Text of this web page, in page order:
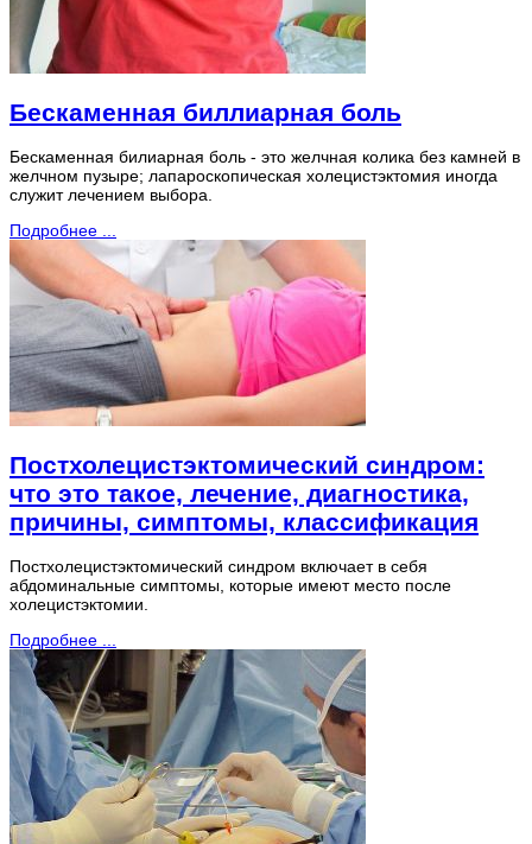
Бескаменная биллиарная боль
Бескаменная билиарная боль - это желчная колика без камней в
желчном пузыре; лапароскопическая холецистэктомия иногда
служит лечением выбора.
Подробнее ...
Постхолецистэктомический синдром:
что это такое, лечение, диагностика,
причины, симптомы, классификация
Постхолецистэктомический синдром включает в себя
абдоминальные симптомы, которые имеют место после
холецистэктомии.
Подробнее ...